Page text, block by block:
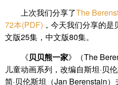
上次我们分享了The
72本(PDF) ，今天我们分享的
文版25集，中文版80集。
《贝贝熊一家》（The
儿童动画系列，改编自斯坦·贝
简·贝伦斯坦（Jan Berenstain